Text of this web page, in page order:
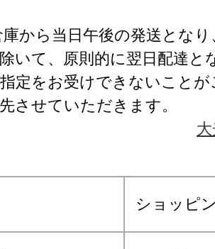
から当日午後の発送となり
いて、原則的に翌日配達と
定をお受けできないこと
させていただきます。
ショッピ